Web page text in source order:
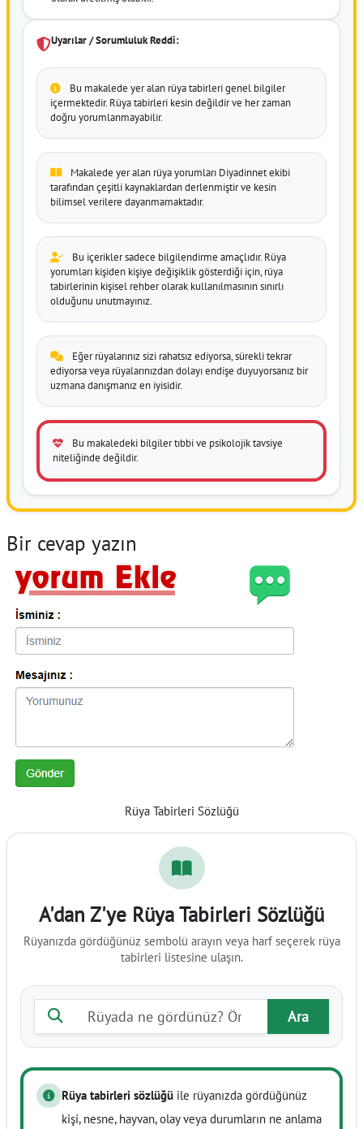
Uyarılar / Sorumluluk Reddi:
Bu makalede yer alan rüya tabirleri genel bilgiler
içermektedir. Rüya tabirleri kesin değildir ve her zaman
doğru yorumlanmayabilir.
Makalede yer alan rüya yorumları Diyadinnet ekibi
tarafından çeşitli kaynaklardan derlenmiştir ve kesin
bilimsel verilere dayanmamaktadır.
Bu içerikler sadece bilgilendirme amaçlıdır. Rüya
yorumları kişiden kişiye değişiklik gösterdiği için, rüya
tabirlerinin kişisel rehber olarak kullanılmasının sınırlı
olduğunu unutmayınız.
Eğer rüyalarınız sizi rahatsız ediyorsa, sürekli tekrar
ediyorsa veya rüyalarınızdan dolayı endişe duyuyorsanız bir
uzmana danışmanız en iyisidir.
Bu makaledeki bilgiler tıbbi ve psikolojik tavsiye
niteliğinde değildir.
Bir cevap yazın
Rüya Tabirleri Sözlüğü
A'dan Z'ye Rüya Tabirleri Sözlüğü
Rüyanızda gördüğünüz sembolü arayın veya harf seçerek rüya
tabirleri listesine ulaşın.
Rüya tabiri ara
Ara
Rüya tabirleri sözlüğü ile rüyanızda gördüğünüz
kişi, nesne, hayvan, olay veya durumların ne anlama